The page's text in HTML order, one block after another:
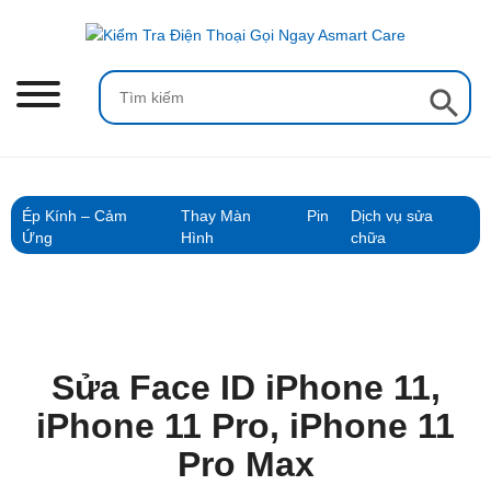
Search
for:
Search Button
Ép Kính – Cảm
Ứng
Thay Màn
Hình
Pin
Dịch vụ sửa
chữa
Sửa Face ID iPhone 11,
iPhone 11 Pro, iPhone 11
Pro Max